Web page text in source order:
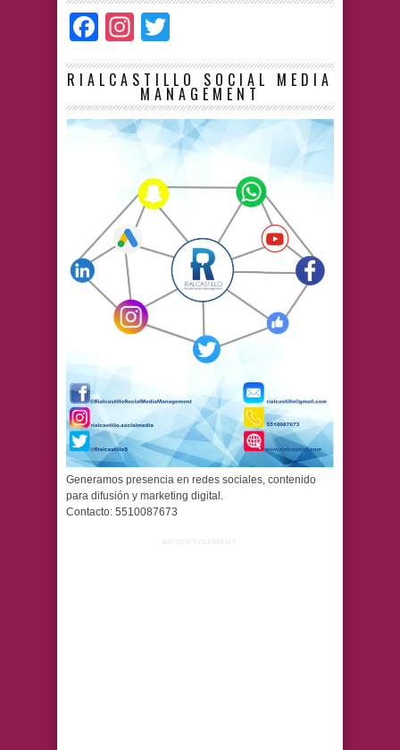
Facebook
Instagram
RIALCASTILLO SOCIAL MEDIA
MANAGEMENT
Generamos presencia en redes sociales, contenido
para difusión y marketing digital.
Contacto: 5510087673
ADVERTISEMENT